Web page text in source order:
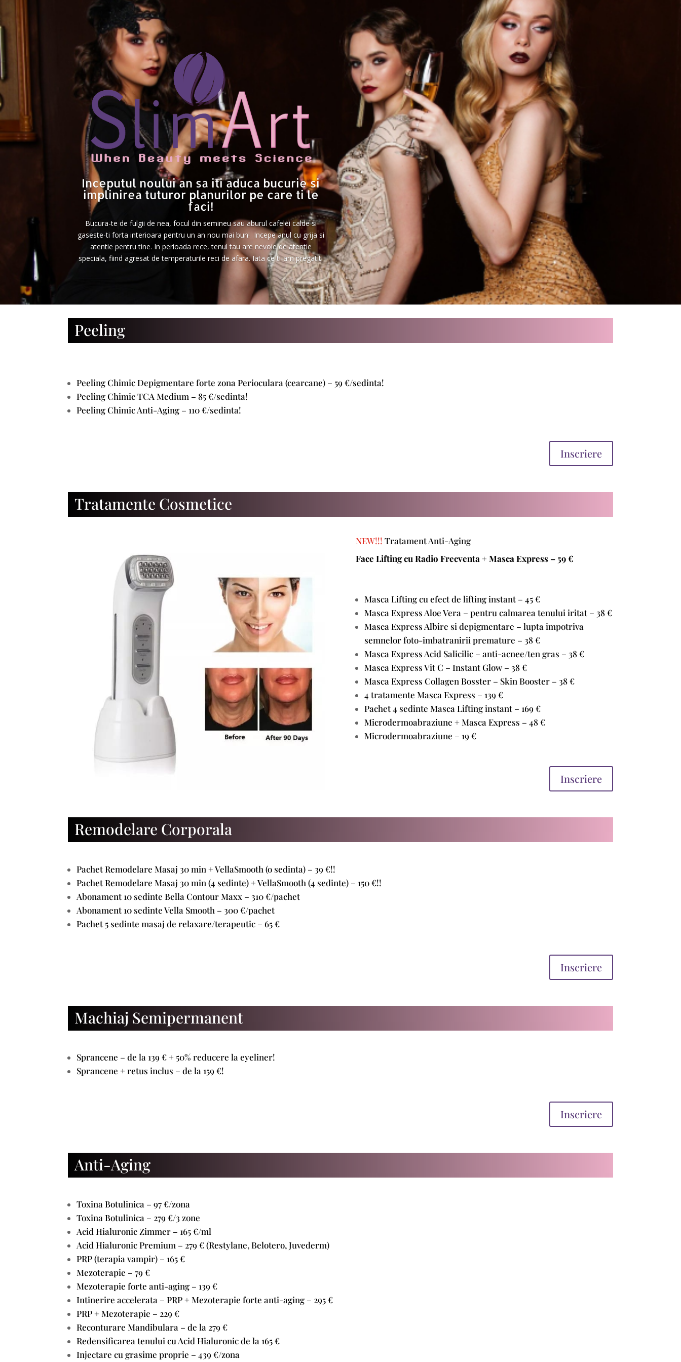
Inceputul noului an sa iti aduca bucurie si
implinirea tuturor planurilor pe care ti le
faci!
Bucura-te de fulgii de nea, focul din semineu sau aburul cafelei calde si
gaseste-ti forta interioara pentru un an nou mai bun! Incepe anul cu grija si
atentie pentru tine. In perioada rece, tenul tau are nevoie de atentie
speciala, fiind agresat de temperaturile reci de afara. Iata ce ti-am pregatit:
Peeling
Peeling Chimic Depigmentare forte zona Perioculara (cearcane) – 59 €/sedinta!
Peeling Chimic TCA Medium – 85 €/sedinta!
Peeling Chimic Anti-Aging – 110 €/sedinta!
Inscriere
Tratamente Cosmetice
NEW!!! Tratament Anti-Aging
Face Lifting cu Radio Frecventa + Masca Express – 59 €
Masca Lifting cu efect de lifting instant – 45 €
Masca Express Aloe Vera – pentru calmarea tenului iritat – 38 €
Masca Express Albire si depigmentare – lupta impotriva
semnelor foto-imbatranirii premature – 38 €
Masca Express Acid Salicilic – anti-acnee/ten gras – 38 €
Masca Express Vit C – Instant Glow – 38 €
Masca Express Collagen Bosster – Skin Booster – 38 €
4 tratamente Masca Express – 139 €
Pachet 4 sedinte Masca Lifting instant – 169 €
Microdermoabraziune + Masca Express – 48 €
Microdermoabraziune – 19 €
Inscriere
Remodelare Corporala
Pachet Remodelare Masaj 30 min + VellaSmooth (o sedinta) – 39 €!!
Pachet Remodelare Masaj 30 min (4 sedinte) + VellaSmooth (4 sedinte) – 150 €!!
Abonament 10 sedinte Bella Contour Maxx – 310 €/pachet
Abonament 10 sedinte Vella Smooth – 300 €/pachet
Pachet 5 sedinte masaj de relaxare/terapeutic – 65 €
Inscriere
Machiaj Semipermanent
Sprancene – de la 139 € + 50% reducere la eyeliner!
Sprancene + retus inclus – de la 159 €!
Inscriere
Anti-Aging
Toxina Botulinica – 97 €/zona
Toxina Botulinica – 279 €/3 zone
Acid Hialuronic Zimmer – 165 €/ml
Acid Hialuronic Premium – 279 € (Restylane, Belotero, Juvederm)
PRP (terapia vampir) – 165 €
Mezoterapie – 79 €
Mezoterapie forte anti-aging – 139 €
Intinerire accelerata – PRP + Mezoterapie forte anti-aging – 295 €
PRP + Mezoterapie – 229 €
Reconturare Mandibulara – de la 279 €
Redensificarea tenului cu Acid Hialuronic de la 165 €
Injectare cu grasime proprie – 439 €/zona